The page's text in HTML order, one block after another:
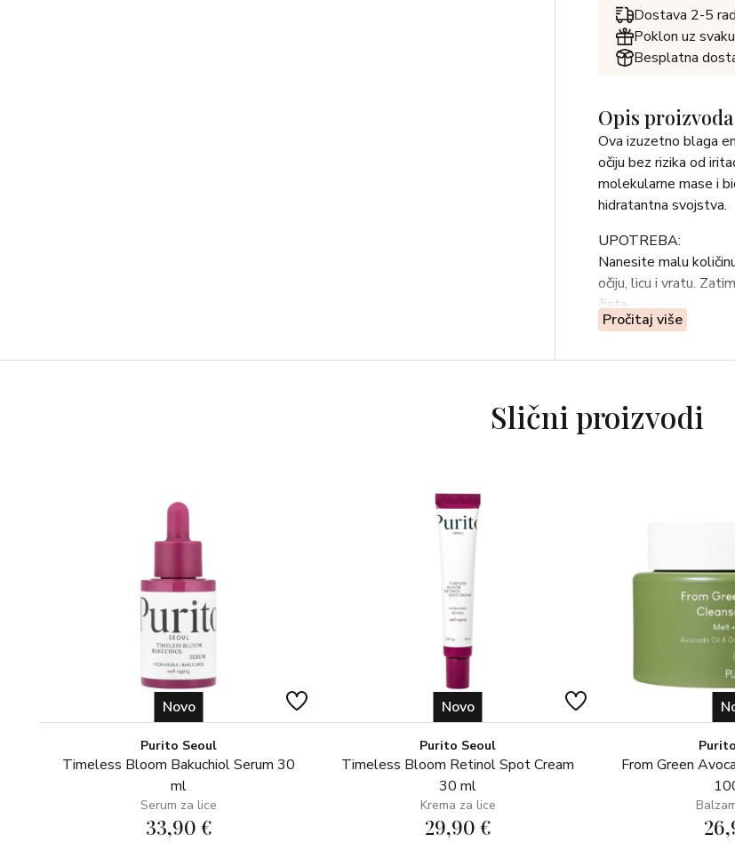
Dostava 2-5
Poklon uz
Besplatna
Opis proizvoda
Ova izuzetno blaga
očiju bez rizika od
molekularne mase i
hidratantna svojstva.
UPOTREBA:
Nanesite malu
očiju, licu i vratu.
čista.
Aqua (Water),
Alcohol,
Copolymer,
Pročitaj više
Slični proizvodi
Novo
Purito Seoul
Timeless Bloom Bakuchiol Serum 30
ml
Serum za lice
33,90 €
Novo
Purito Seoul
Timeless Bloom Retinol Spot Cream
30 ml
Krema za lice
29,90 €
From Green